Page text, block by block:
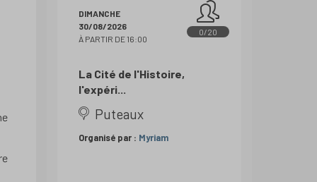
DIMANCHE
30/08/2026
À PARTIR DE 16:00
0/20
La Cité de l'Histoire,
l'expéri...
Puteaux
Organisé par : Myriam